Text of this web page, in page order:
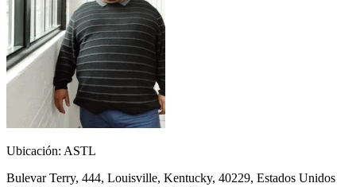
Ubicación: ASTL
Bulevar Terry, 444, Louisville, Kentucky, 40229, Estados Unidos